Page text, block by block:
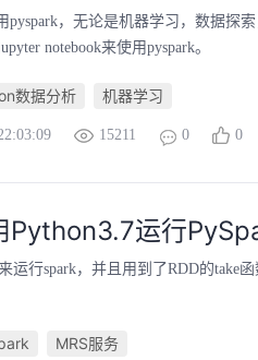
pyspark，无论是机器学习，数据探
notebook来使用pyspark。
数据分析 机器学习
15211 0 0
Python3.7运行
运行spark，并且用到了RDD的take
MRS服务